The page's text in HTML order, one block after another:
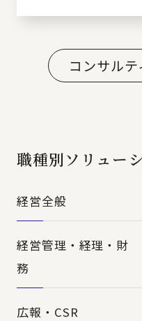
コンサル
職種別ソリュー
経営全般
経営管理・経理・財
務
広報・CSR